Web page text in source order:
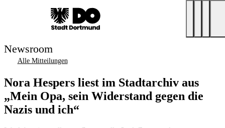
Newsroom
Alle Mitteilungen
Nora Hespers liest im Stadtarchiv aus
„Mein Opa, sein Widerstand gegen die
Nazis und ich“